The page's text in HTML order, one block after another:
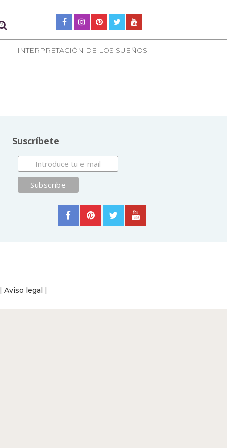
INTERPRETACIÓN DE LOS SUEÑOS
Suscríbete
| Aviso legal |